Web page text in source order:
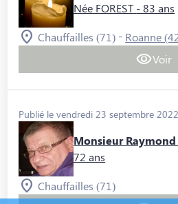
Née FOREST - 83 ans
Chauffailles (71) - Roanne
Voir
Publié le vendredi 23 septembre 2022
Monsieur Raymond
72 ans
Chauffailles (71)